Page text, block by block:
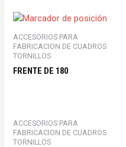
ACCESORIOS PARA
FABRICACION DE CUADROS
TORNILLOS
FRENTE DE 180
ACCESORIOS PARA
FABRICACION DE CUADROS
TORNILLOS